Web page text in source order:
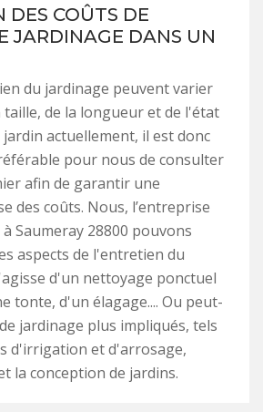
DES COÛTS DE
JARDINAGE DANS UN
du jardinage peuvent varier
de la longueur et de l'état
actuellement, il est donc
pour nous de consulter
afin de garantir une
des coûts. Nous, l’entreprise
Saumeray 28800 pouvons
aspects de l'entretien du
d'un nettoyage ponctuel
tonte, d'un élagage.... Ou peut-
jardinage plus impliqués, tels
d'irrigation et d'arrosage,
la conception de jardins.